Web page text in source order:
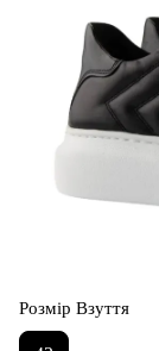
Розмір Взуття